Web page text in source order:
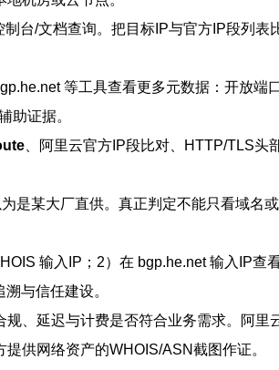
台/文档查询。把目标IP与官方IP段列
等工具查看更多元数据：开放
助证据。
、阿里云官方IP段比对、HTTP/TLS
是某大厂直供。真正判定不能只看域名
输入IP；2）在 bgp.he.net 输入IP查
与信任建设。
规、延迟与计费是否符合业务需求。阿
供网络资产的WHOIS/ASN截图作证。